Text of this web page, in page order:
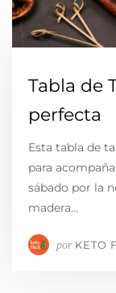
Tabla de
perfecta
Esta tabla de
para
sábado por la
madera…
por KETO